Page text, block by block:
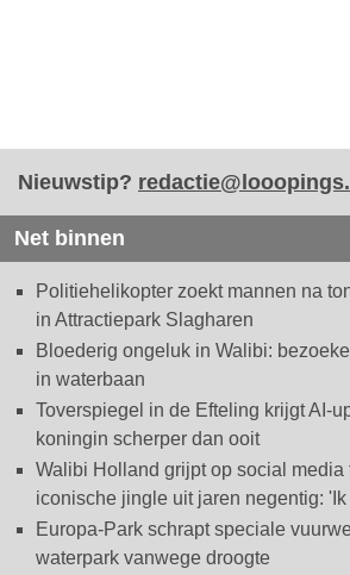
Nieuwstip?
Net binnen
Politiehelikopter zoekt mannen na
in Attractiepark Slagharen
Bloederig ongeluk in Walibi:
in waterbaan
Toverspiegel in de Efteling krijgt AI-
koningin scherper dan ooit
Walibi Holland grijpt op social media
iconische jingle uit jaren negentig:
Europa-Park schrapt speciale
waterpark vanwege droogte